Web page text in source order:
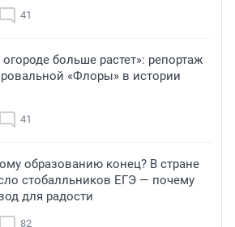
41
больше растет»: репортаж
«Флоры» в истории
41
образованию конец? В стране
стобалльников ЕГЭ — почему
для радости
82